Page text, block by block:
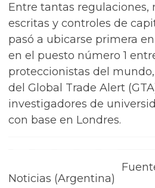
Entre tantas regulaciones,
escritas y controles de
pasó a ubicarse primera
en el puesto número 1
proteccionistas del
del Global Trade Alert
investigadores de
con base en Londres.
Noticias (Argentina)